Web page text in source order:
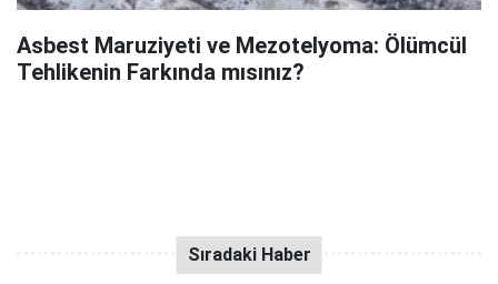
Asbest Maruziyeti ve Mezotelyoma: Ölümcül
Tehlikenin Farkında mısınız?